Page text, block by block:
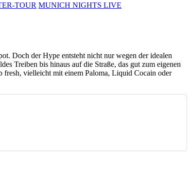
TOUR MUNICH NIGHTS LIVE
Doch der Hype entsteht nicht nur wegen der idealen
Treiben bis hinaus auf die Straße, das gut zum eigenen
vielleicht mit einem Paloma, Liquid Cocain oder